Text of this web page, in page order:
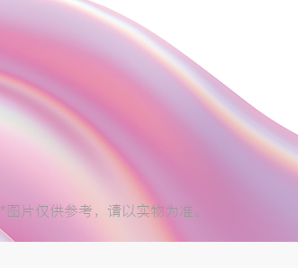
*图片仅供参考，请以实物为准。